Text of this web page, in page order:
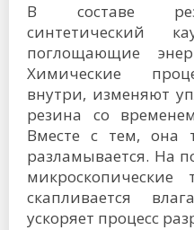
В составе
синтетический
поглощающие
Химические
внутри, изменяют
резина со
Вместе с тем, она
разламывается. На
скапливается
ускоряет процесс